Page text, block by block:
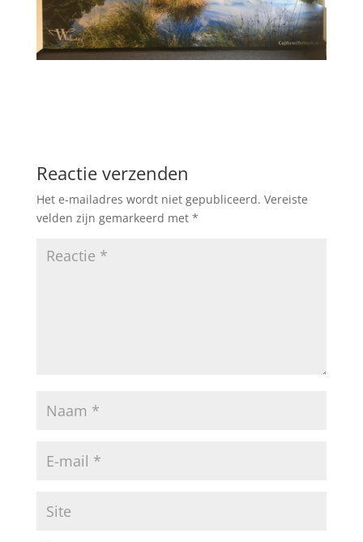
Reactie verzenden
Het e-mailadres wordt niet gepubliceerd. Vereiste
velden zijn gemarkeerd met *